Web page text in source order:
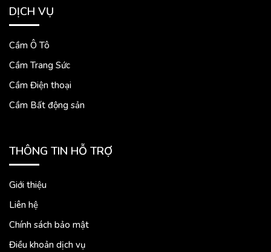
DỊCH VỤ
Cầm Ô Tô
Cầm Trang Sức
Cầm Điện thoại
Cầm Bất động sản
THÔNG TIN HỖ TRỢ
Giới thiệu
Liên hệ
Chính sách bảo mật
Điều khoản dịch vụ